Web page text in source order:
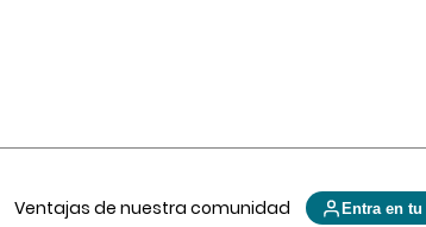
Ventajas de nuestra comunidad Entra en tu